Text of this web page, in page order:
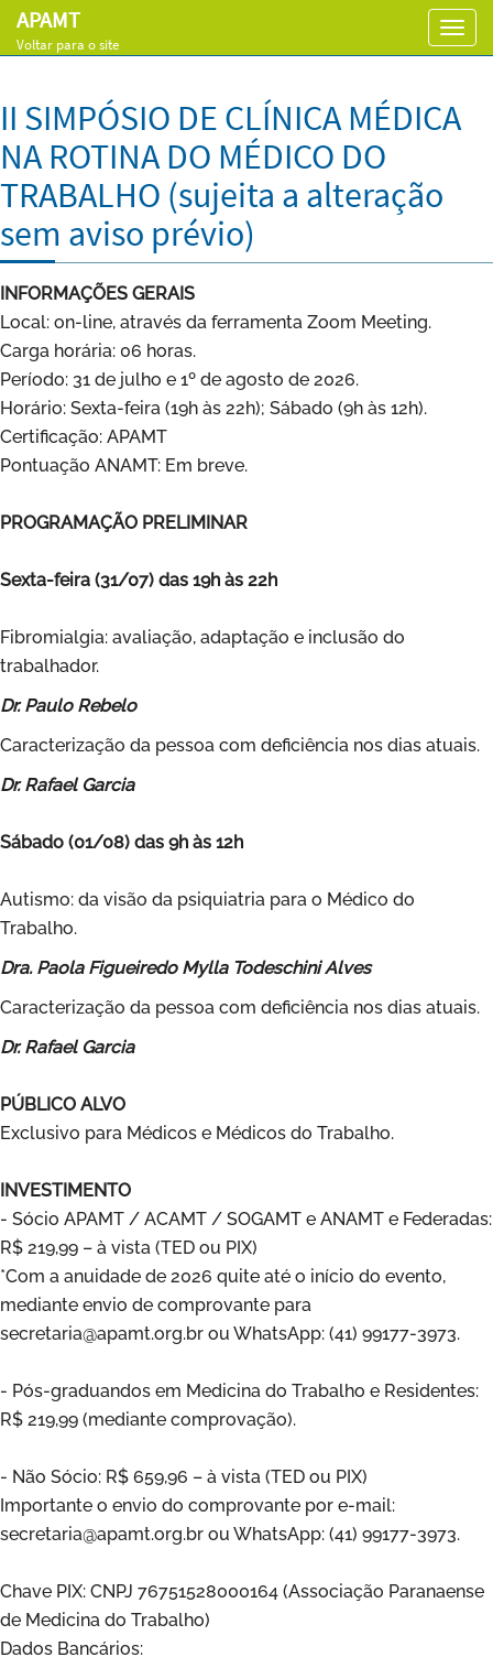
APAMT
Voltar para o site
II SIMPÓSIO DE CLÍNICA MÉDICA
NA ROTINA DO MÉDICO DO
TRABALHO (sujeita a alteração
sem aviso prévio)
INFORMAÇÕES GERAIS
Local: on-line, através da ferramenta Zoom Meeting.
Carga horária: 06 horas.
Período: 31 de julho e 1º de agosto de 2026.
Horário: Sexta-feira (19h às 22h); Sábado (9h às 12h).
Certificação: APAMT
Pontuação ANAMT: Em breve.
PROGRAMAÇÃO PRELIMINAR
Sexta-feira (31/07) das 19h às 22h
Fibromialgia: avaliação, adaptação e inclusão do
trabalhador.
Dr. Paulo Rebelo
Caracterização da pessoa com deficiência nos dias atuais.
Dr. Rafael Garcia
Sábado (01/08) das 9h às 12h
Autismo: da visão da psiquiatria para o Médico do
Trabalho.
Dra. Paola Figueiredo Mylla Todeschini Alves
Caracterização da pessoa com deficiência nos dias atuais.
Dr. Rafael Garcia
PÚBLICO ALVO
Exclusivo para Médicos e Médicos do Trabalho.
INVESTIMENTO
- Sócio APAMT / ACAMT / SOGAMT e ANAMT e Federadas:
R$ 219,99 – à vista (TED ou PIX)
*Com a anuidade de 2026 quite até o início do evento,
mediante envio de comprovante para
secretaria@apamt.org.br ou WhatsApp: (41) 99177-3973.
- Pós-graduandos em Medicina do Trabalho e Residentes:
R$ 219,99 (mediante comprovação).
- Não Sócio: R$ 659,96 – à vista (TED ou PIX)
Importante o envio do comprovante por e-mail:
secretaria@apamt.org.br ou WhatsApp: (41) 99177-3973.
Chave PIX: CNPJ 76751528000164 (Associação Paranaense
de Medicina do Trabalho)
Dados Bancários: